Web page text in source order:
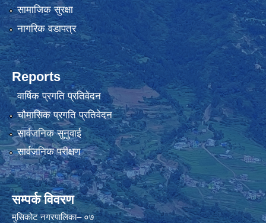
सामाजिक सुरक्षा
नागरिक वडापत्र
Reports
वार्षिक प्रगति प्रतिवेदन
चौमासिक प्रगति प्रतिवेदन
सार्वजनिक सुनुवाई
सार्वजनिक परीक्षण
सम्पर्क विवरण
मुसिकोट नगरपालिका– ०७